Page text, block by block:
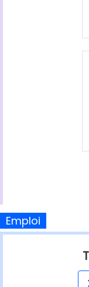
Emploi